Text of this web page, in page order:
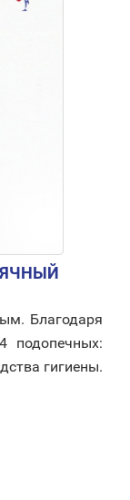
Благодаря
подопечных:
гигиены.